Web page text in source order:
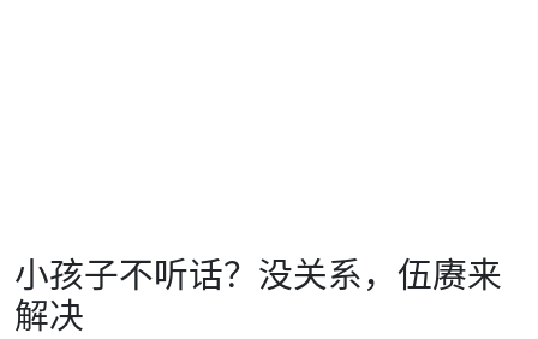
小孩子不听话？没关系，伍赓来
解决